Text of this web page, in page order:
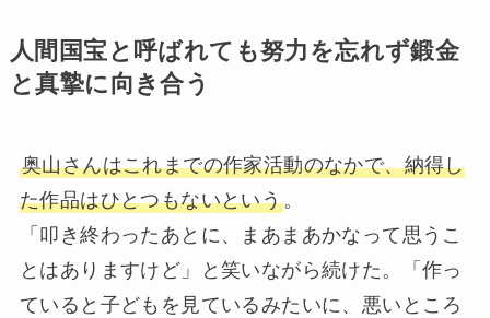
人間国宝と呼ばれても努力を忘れず鍛金
と真摯に向き合う
奥山さんはこれまでの作家活動のなかで、納得し
た作品はひとつもないという。
「叩き終わったあとに、まあまあかなって思うこ
とはありますけど」と笑いながら続けた。「作っ
ていると子どもを見ているみたいに、悪いところ